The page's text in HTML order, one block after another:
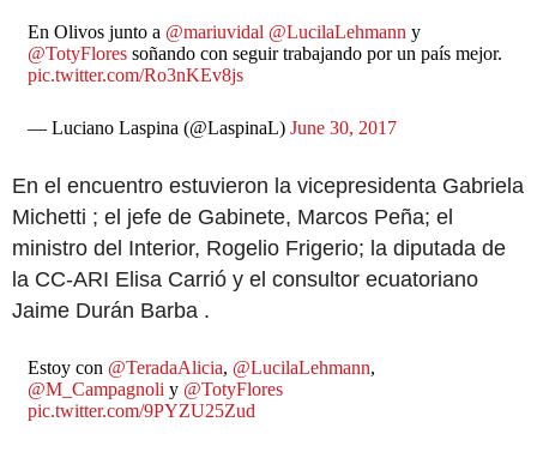
En Olivos junto a @mariuvidal @LucilaLehmann y
@TotyFloressoñando con seguir trabajando por un país mejor.
pic.twitter.com/Ro3nKEv8js
— Luciano Laspina (@LaspinaL) June 30, 2017
En el encuentro estuvieron la vicepresidenta Gabriela
Michetti ; el jefe de Gabinete, Marcos Peña; el
ministro del Interior, Rogelio Frigerio; la diputada de
la CC-ARI Elisa Carrió y el consultor ecuatoriano
Jaime Durán Barba .
Estoy con @TeradaAlicia, @LucilaLehmann,
@M_Campagnoli y @TotyFlores
pic.twitter.com/9PYZU25Zud